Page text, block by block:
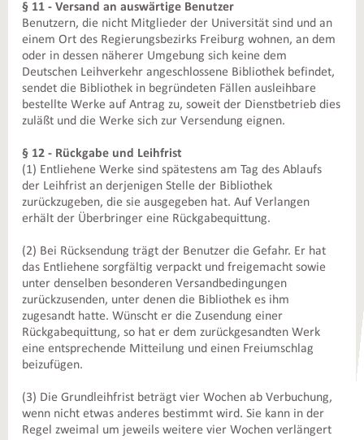
§ 11 - Versand an auswärtige Benutzer
Benutzern, die nicht Mitglieder der Universität sind und an
einem Ort des Regierungsbezirks Freiburg wohnen, an dem
oder in dessen näherer Umgebung sich keine dem
Deutschen Leihverkehr angeschlossene Bibliothek befindet,
sendet die Bibliothek in begründeten Fällen ausleihbare
bestellte Werke auf Antrag zu, soweit der Dienstbetrieb dies
zuläßt und die Werke sich zur Versendung eignen.
§ 12 - Rückgabe und Leihfrist
(1) Entliehene Werke sind spätestens am Tag des Ablaufs
der Leihfrist an derjenigen Stelle der Bibliothek
zurückzugeben, die sie ausgegeben hat. Auf Verlangen
erhält der Überbringer eine Rückgabequittung.
(2) Bei Rücksendung trägt der Benutzer die Gefahr. Er hat
das Entliehene sorgfältig verpackt und freigemacht sowie
unter denselben besonderen Versandbedingungen
zurückzusenden, unter denen die Bibliothek es ihm
zugesandt hatte. Wünscht er die Zusendung einer
Rückgabequittung, so hat er dem zurückgesandten Werk
eine entsprechende Mitteilung und einen Freiumschlag
beizufügen.
(3) Die Grundleihfrist beträgt vier Wochen ab Verbuchung,
wenn nicht etwas anderes bestimmt wird. Sie kann in der
Regel zweimal um jeweils weitere vier Wochen verlängert